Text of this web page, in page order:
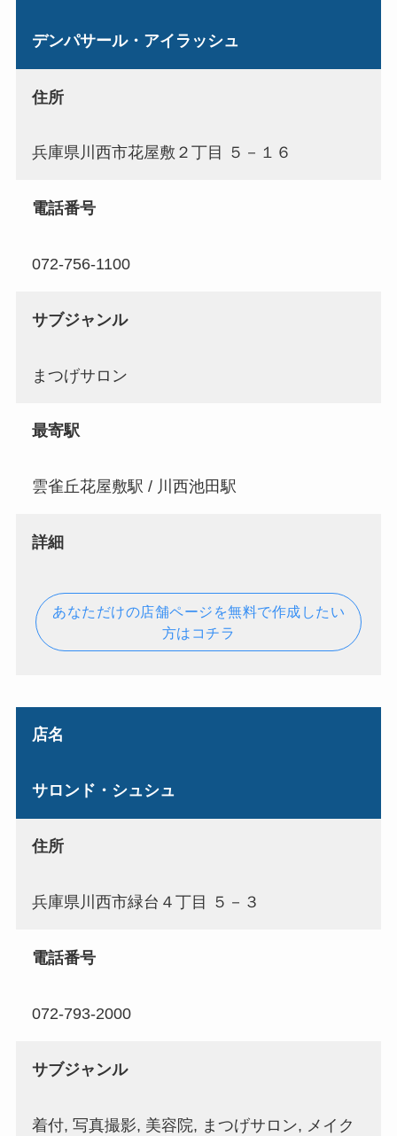
デンパサール・アイラッシュ
住所
兵庫県川西市花屋敷２丁目 ５－１６
電話番号
072-756-1100
サブジャンル
まつげサロン
最寄駅
雲雀丘花屋敷駅 / 川西池田駅
詳細
あなただけの店舗ページを無料で作成したい
方はコチラ
店名
サロンド・シュシュ
住所
兵庫県川西市緑台４丁目 ５－３
電話番号
072-793-2000
サブジャンル
着付, 写真撮影, 美容院, まつげサロン, メイク